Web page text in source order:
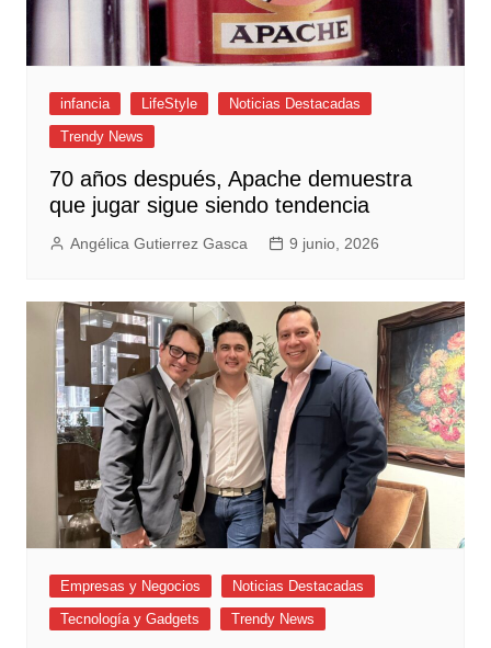
infancia LifeStyle
Noticias Destacadas
Trendy News
70 años después, Apache demuestra
que jugar sigue siendo tendencia
Angélica Gutierrez Gasca 9 junio, 2026
Empresas y Negocios
Noticias Destacadas
Tecnología y Gadgets
Trendy News